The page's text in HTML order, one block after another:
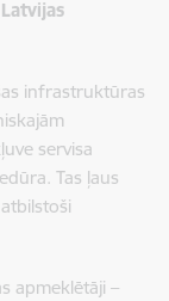
infrastruktūras
servisa
Tas ļaus
apmeklētāji –